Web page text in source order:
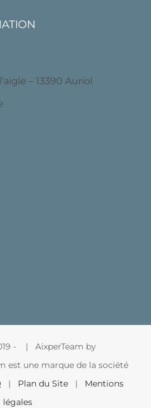
– 13390 Auriol
-
| AixperTeam by
est une marque de la société
| Plan du Site| Mentions
légales